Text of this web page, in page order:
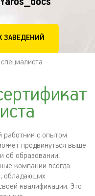
ЗАВЕДЕНИЙ
работник с опытом
продвинуться выше
об образовании,
компании всегда
обладающих
квалификации. Это